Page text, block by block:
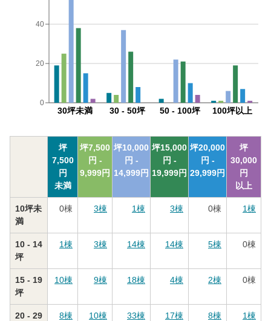
30坪未満 30 - 50坪 50 - 100坪 100坪以上
0
20
40
坪
7,500
円
未満
坪7,500
円 -
9,999円
坪10,000
円 -
14,999円
坪15,000
円 -
19,999円
坪20,000
円 -
29,999円
坪
30,000
円
以上
10坪未
満
0棟 3棟 1棟 3棟 0棟 1棟
10 - 14
坪
1棟 3棟 14棟 14棟 5棟 0棟
15 - 19
坪
10棟 9棟 18棟 4棟 2棟 0棟
20 - 29
8棟 10棟 33棟 17棟 8棟 1棟